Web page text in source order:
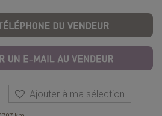
Ajouter à ma sélection